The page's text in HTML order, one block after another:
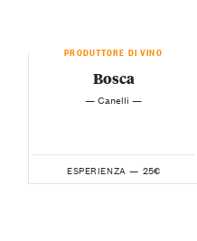
PRODUTTORE DI VINO
Bosca
— Canelli —
ESPERIENZA — 25€